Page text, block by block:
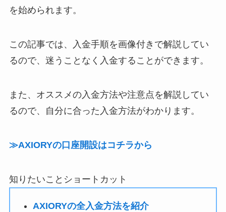
を始められます。
この記事では、入金手順を画像付きで解説してい
るので、迷うことなく入金することができます。
また、オススメの入金方法や注意点を解説してい
るので、自分に合った入金方法がわかります。
≫AXIORYの口座開設はコチラから
知りたいことショートカット
AXIORYの全入金方法を紹介